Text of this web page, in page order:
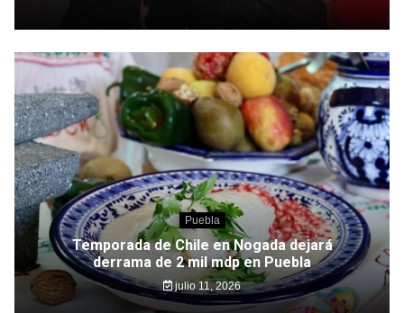
Puebla
Temporada de Chile en Nogada dejará
derrama de 2 mil mdp en Puebla
julio 11, 2026